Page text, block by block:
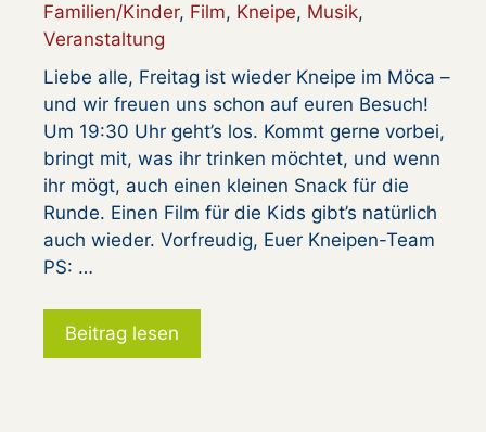
Familien/Kinder, Film, Kneipe, Musik,
Veranstaltung
Liebe alle, Freitag ist wieder Kneipe im Möca –
und wir freuen uns schon auf euren Besuch!
Um 19:30 Uhr geht’s los. Kommt gerne vorbei,
bringt mit, was ihr trinken möchtet, und wenn
ihr mögt, auch einen kleinen Snack für die
Runde. Einen Film für die Kids gibt’s natürlich
auch wieder. Vorfreudig, Euer Kneipen-Team
PS: …
Beitrag lesen